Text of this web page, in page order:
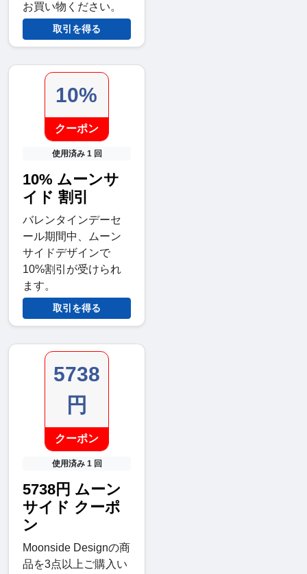
お買い物ください。
取引を得る
10%
クーポン
使用済み 1 回
10% ムーンサ
イド 割引
バレンタインデーセ
ール期間中、ムーン
サイドデザインで
10%割引が受けられ
ます。
取引を得る
5738
円
クーポン
使用済み 1 回
5738円 ムーン
サイド クーポ
ン
Moonside Designの商
品を3点以上ご購入い